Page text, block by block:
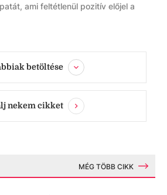
ami feltétlenül pozitív előjel a
betöltése
nekem cikket
MÉG TÖBB CIKK